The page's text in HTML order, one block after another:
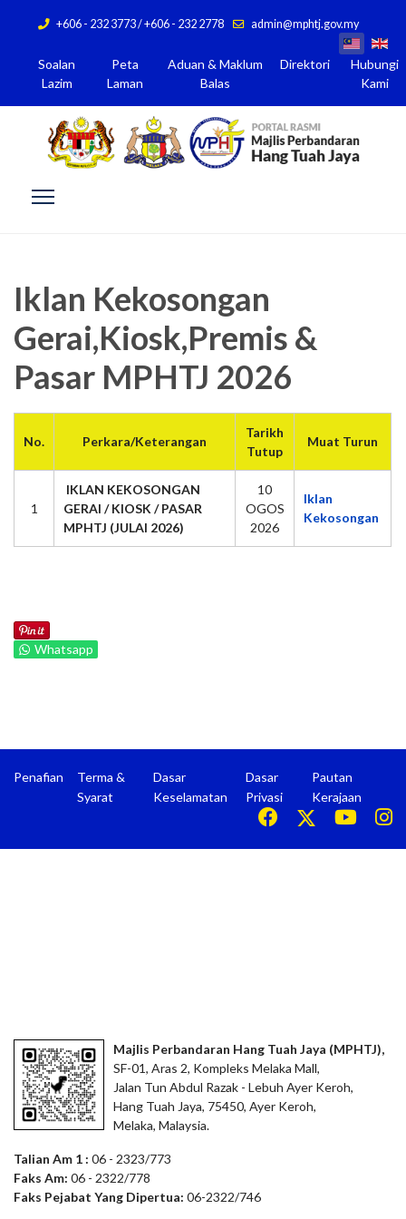
+606 - 232 3773 / +606 - 232 2778 admin@mphtj.gov.my
Soalan
Lazim
Peta
Laman
Aduan & Maklum
Balas
Direktori
Hubungi
Kami
Iklan Kekosongan
Gerai,Kiosk,Premis &
Pasar MPHTJ 2026
No. Perkara/Keterangan
Tarikh
Tutup
Muat Turun
1
IKLAN KEKOSONGAN
GERAI / KIOSK / PASAR
MPHTJ (JULAI 2026)
10
OGOS
2026
Iklan
Kekosongan
Whatsapp
Penafian
Terma &
Syarat
Dasar
Keselamatan
Dasar
Privasi
Pautan
Kerajaan
Majlis Perbandaran Hang Tuah Jaya (MPHTJ),
SF-01, Aras 2, Kompleks Melaka Mall,
Jalan Tun Abdul Razak - Lebuh Ayer Keroh,
Hang Tuah Jaya, 75450, Ayer Keroh,
Melaka, Malaysia.
Talian Am 1 : 06 - 2323/773
Faks Am: 06 - 2322/778
Faks Pejabat Yang Dipertua: 06-2322/746